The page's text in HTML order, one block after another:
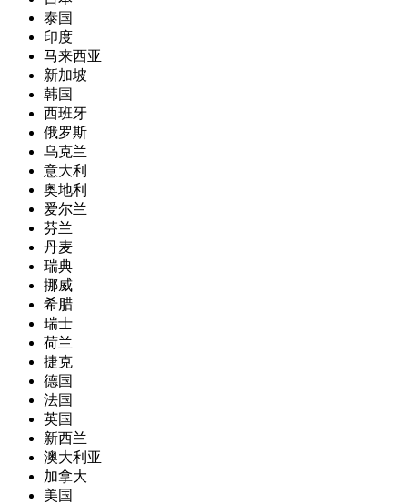
泰国
印度
马来西亚
新加坡
韩国
西班牙
俄罗斯
乌克兰
意大利
奥地利
爱尔兰
芬兰
丹麦
瑞典
挪威
希腊
瑞士
荷兰
捷克
德国
法国
英国
新西兰
澳大利亚
加拿大
美国